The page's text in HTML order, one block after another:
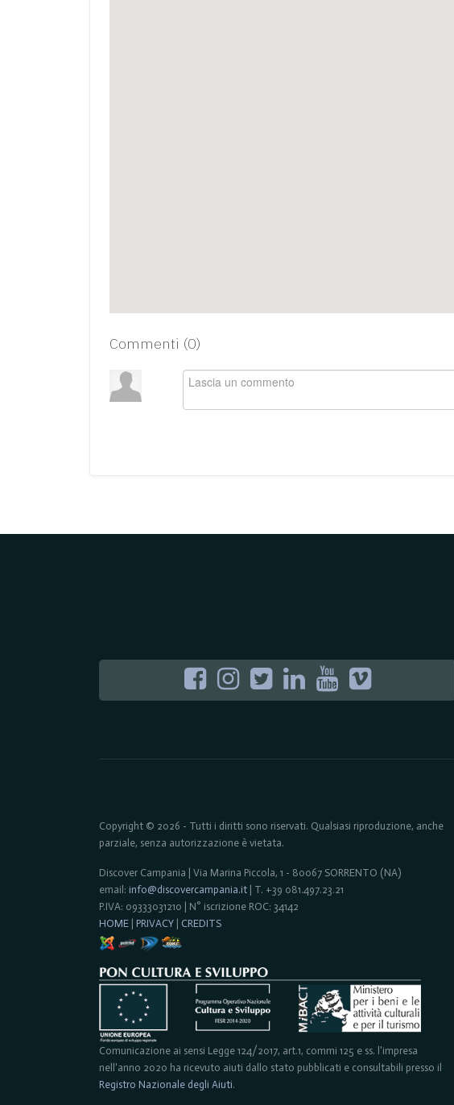
Commenti (0)
Copyright © 2026 - Tutti i diritti sono riservati. Qualsiasi riproduzione, anche
parziale, senza autorizzazione è vietata.
Discover Campania | Via Marina Piccola, 1 - 80067 SORRENTO (NA)
email: info@discovercampania.it | T. +39 081.497.23.21
P.IVA: 09333031210 | N° iscrizione ROC: 34142
HOME
PRIVACY CREDITS
Comunicazione ai sensi Legge 124/2017, art.1, commi 125 e ss. l'impresa
nell'anno 2020 ha ricevuto aiuti dallo stato pubblicati e consultabili presso il
Registro Nazionale degli Aiuti.